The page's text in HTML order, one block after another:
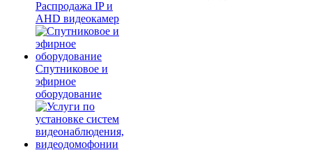
Распродажа IP и
AHD видеокамер
Спутниковое и
эфирное
оборудование